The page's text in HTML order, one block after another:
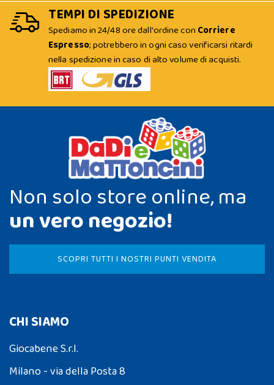
TEMPI DI SPEDIZIONE
Spediamo in 24/48 ore dall'ordine con Corriere
Espresso; potrebbero in ogni caso verificarsi ritardi
nella spedizione in caso di alto volume di acquisti.
Non solo store online, ma
un vero negozio!
SCOPRI TUTTI I NOSTRI PUNTI VENDITA
CHI SIAMO
Giocabene S.r.l.
Milano - via della Posta 8